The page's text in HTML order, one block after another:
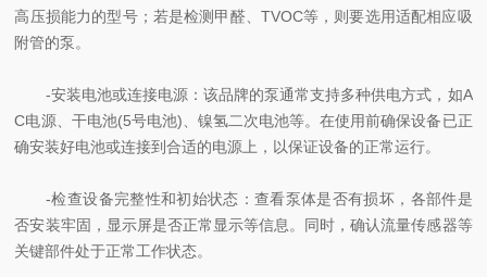
高压损能力的型号；若是检测甲醛、TVOC等，则要选用适配相应吸
附管的泵。
-安装电池或连接电源：该品牌的泵通常支持多种供电方式，如A
C电源、干电池(5号电池)、镍氢二次电池等。在使用前确保设备已正
确安装好电池或连接到合适的电源上，以保证设备的正常运行。
-检查设备完整性和初始状态：查看泵体是否有损坏，各部件是
否安装牢固，显示屏是否正常显示等信息。同时，确认流量传感器等
关键部件处于正常工作状态。